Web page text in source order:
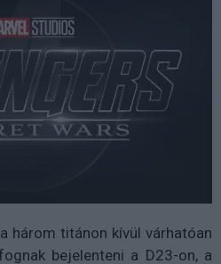
három titánon kívül várhatóan
bejelenteni a D23-on, a